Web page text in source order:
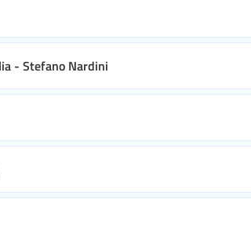
- Stefano Nardini